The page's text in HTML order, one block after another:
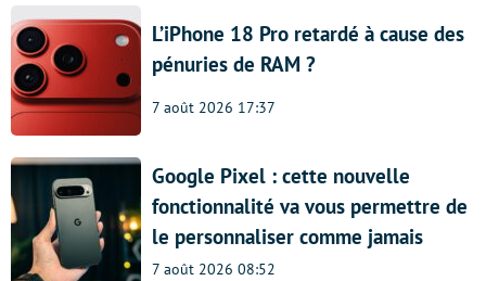
L’iPhone 18 Pro retardé à cause des
pénuries de RAM ?
7 août 2026 17:37
Google Pixel : cette nouvelle
fonctionnalité va vous permettre de
le personnaliser comme jamais
7 août 2026 08:52